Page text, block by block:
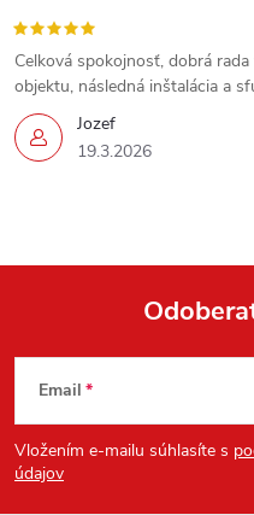
Jozef
19.3.2026
Celková spokojnosť, dobrá
objektu, následná inštalácia a
Z
á
p
Email
Vložením e-mailu súhlasíte s
údajov